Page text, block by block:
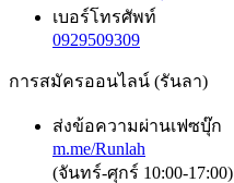
เบอร์โทรศัพท์
0929509309
การสมัครออนไลน์ (รันลา)
ส่งข้อความผ่านเฟซบุ๊ก
m.me/Runlah
(จันทร์-ศุกร์ 10:00-17:00)